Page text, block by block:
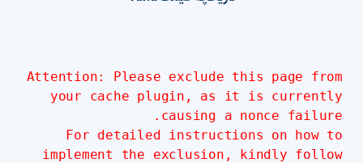
Attention: Please exclude this page from
your cache plugin, as it is currently
causing a nonce failure.
For detailed instructions on how to
implement the exclusion, kindly follow